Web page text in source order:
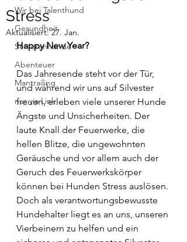
Wir bei Talenthund
Gesundheit
Seniorenhunde
Abenteuer
Mantrailing
nur via Link
Stress
Aktualisiert:27. Jan.
Happy New Year?
Das Jahresende steht vor der Tür,
und während wir uns auf Silvester
freuen, erleben viele unserer Hunde
Ängste und Unsicherheiten. Der
laute Knall der Feuerwerke, die
hellen Blitze, die ungewohnten
Geräusche und vor allem auch der
Geruch des Feuerwerkskörper
können bei Hunden Stress auslösen.
Doch als verantwortungsbewusste
Hundehalter liegt es an uns, unseren
Vierbeinern zu helfen und ein